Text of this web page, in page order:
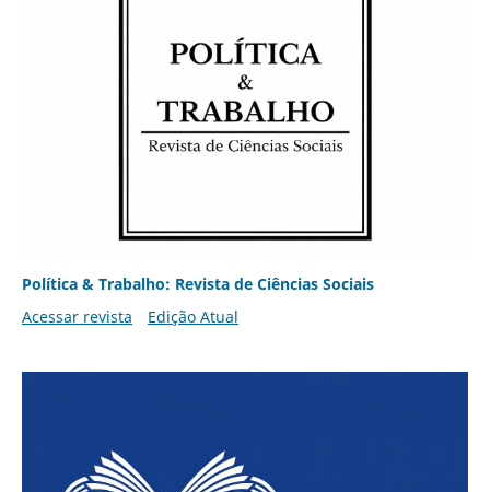
Política & Trabalho: Revista de Ciências Sociais
Acessar revista
Edição Atual